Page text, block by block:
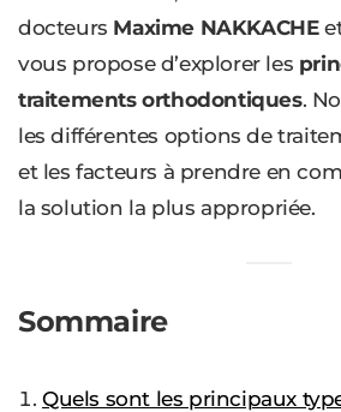
docteurs Maxime NAKKACHE
vous propose d’explorer les
traitements orthodontiques.
les différentes options de
et les facteurs à prendre en
la solution la plus appropriée.
Sommaire
Quels sont les principaux